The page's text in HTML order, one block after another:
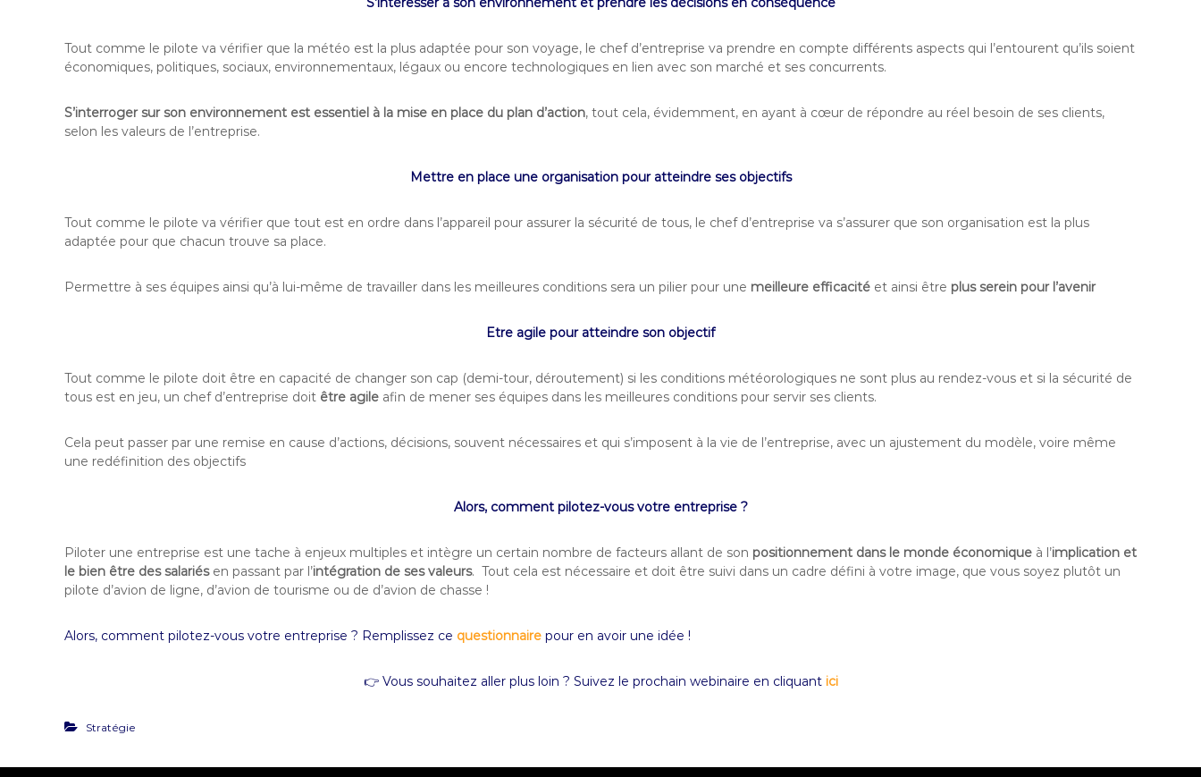
Tout comme le pilote va vérifier que la météo est la plus adaptée pour son voyage, le chef d’entreprise va prendre en compte différents aspects qui l’entourent qu’ils soient
économiques, politiques, sociaux, environnementaux, légaux ou encore technologiques en lien avec son marché et ses concurrents.
S’interroger sur son environnement est essentiel à la mise en place du plan d’action, tout cela, évidemment, en ayant à cœur de répondre au réel besoin de ses clients,
selon les valeurs de l’entreprise.
Mettre en place une organisation pour atteindre ses objectifs
Tout comme le pilote va vérifier que tout est en ordre dans l’appareil pour assurer la sécurité de tous, le chef d’entreprise va s’assurer que son organisation est la plus
adaptée pour que chacun trouve sa place.
Permettre à ses équipes ainsi qu’à lui-même de travailler dans les meilleures conditions sera un pilier pour une meilleure efficacité et ainsi être plus serein pour l’avenir
Etre agile pour atteindre son objectif
Tout comme le pilote doit être en capacité de changer son cap (demi-tour, déroutement) si les conditions météorologiques ne sont plus au rendez-vous et si la sécurité de
tous est en jeu, un chef d’entreprise doit être agile afin de mener ses équipes dans les meilleures conditions pour servir ses clients.
Cela peut passer par une remise en cause d’actions, décisions, souvent nécessaires et qui s’imposent à la vie de l’entreprise, avec un ajustement du modèle, voire même
une redéfinition des objectifs
Alors, comment pilotez-vous votre entreprise ?
Piloter une entreprise est une tache à enjeux multiples et intègre un certain nombre de facteurs allant de son positionnement dans le monde économique à l’implication et
le bien être des salariésen passant par l’intégration de ses valeurs. Tout cela est nécessaire et doit être suivi dans un cadre défini à votre image, que vous soyez plutôt un
pilote d’avion de ligne, d’avion de tourisme ou de d’avion de chasse !
Alors, comment pilotez-vous votre entreprise ? Remplissez ce questionnaire pour en avoir une idée !
👉 Vous souhaitez aller plus loin ? Suivez le prochain webinaire en cliquant ici
Stratégie